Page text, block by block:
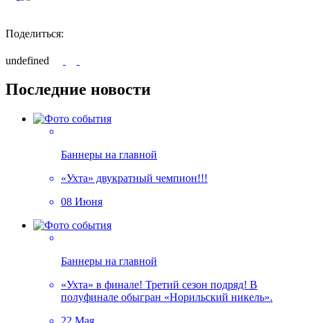
Поделиться:
undefined
Последние новости
Баннеры на главной
«Ухта» двукратный чемпион!!!
08 Июня
Баннеры на главной
«Ухта» в финале! Третий сезон подряд! В
полуфинале обыгран «Норильский никель».